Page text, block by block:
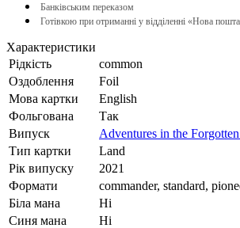
Банківським переказом
Готівкою при отриманні у відділенні «Нова
Характеристики
Рідкість
common
Оздоблення
Foil
Мова картки
English
Фольгована
Так
Випуск
Adventures in the
Тип картки
Land
Рік випуску
2021
Формати
commander, standard,
Біла мана
Ні
Синя мана
Ні